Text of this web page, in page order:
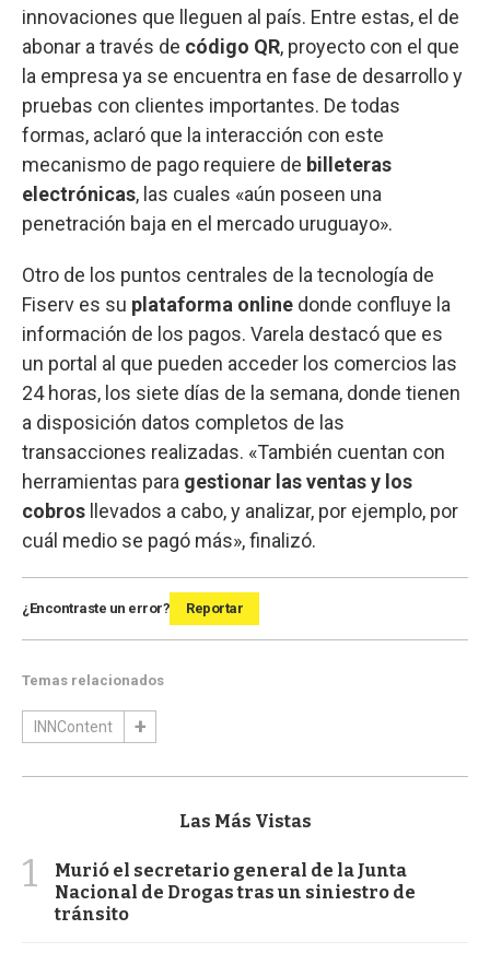
innovaciones que lleguen al país. Entre estas, el de
abonar a través de código QR, proyecto con el que
la empresa ya se encuentra en fase de desarrollo y
pruebas con clientes importantes. De todas
formas, aclaró que la interacción con este
mecanismo de pago requiere de billeteras
electrónicas, las cuales «aún poseen una
penetración baja en el mercado uruguayo».
Otro de los puntos centrales de la tecnología de
Fiserv es su plataforma online donde confluye la
información de los pagos. Varela destacó que es
un portal al que pueden acceder los comercios las
24 horas, los siete días de la semana, donde tienen
a disposición datos completos de las
transacciones realizadas. «También cuentan con
herramientas para gestionar las ventas y los
cobros llevados a cabo, y analizar, por ejemplo, por
cuál medio se pagó más», finalizó.
¿Encontraste un error? Reportar
Temas relacionados
INNContent
Las Más Vistas
1
Murió el secretario general de la Junta
Nacional de Drogas tras un siniestro de
tránsito